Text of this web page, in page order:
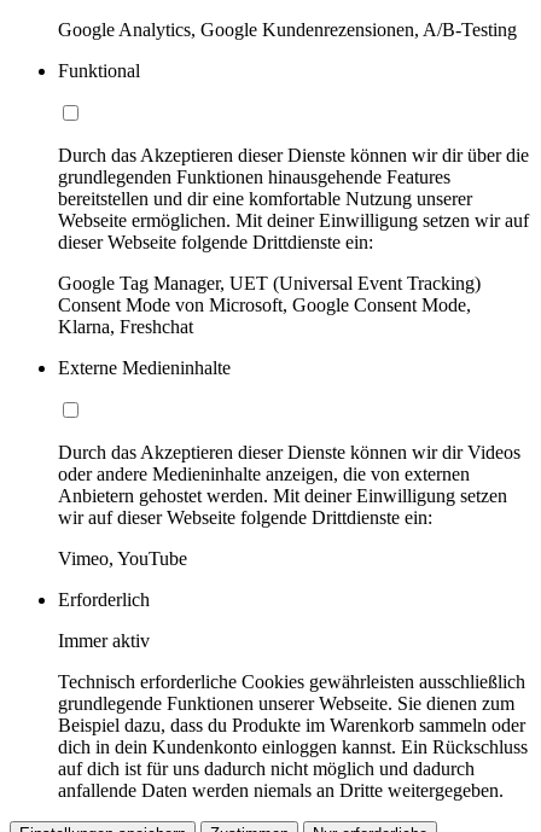
Google Analytics, Google Kundenrezensionen, A/B-Testing
Funktional
Durch das Akzeptieren dieser Dienste können wir dir über die
grundlegenden Funktionen hinausgehende Features
bereitstellen und dir eine komfortable Nutzung unserer
Webseite ermöglichen. Mit deiner Einwilligung setzen wir auf
dieser Webseite folgende Drittdienste ein:
Google Tag Manager, UET (Universal Event Tracking)
Consent Mode von Microsoft, Google Consent Mode,
Klarna, Freshchat
Externe Medieninhalte
Durch das Akzeptieren dieser Dienste können wir dir Videos
oder andere Medieninhalte anzeigen, die von externen
Anbietern gehostet werden. Mit deiner Einwilligung setzen
wir auf dieser Webseite folgende Drittdienste ein:
Vimeo, YouTube
Erforderlich
Immer aktiv
Technisch erforderliche Cookies gewährleisten ausschließlich
grundlegende Funktionen unserer Webseite. Sie dienen zum
Beispiel dazu, dass du Produkte im Warenkorb sammeln oder
dich in dein Kundenkonto einloggen kannst. Ein Rückschluss
auf dich ist für uns dadurch nicht möglich und dadurch
anfallende Daten werden niemals an Dritte weitergegeben.